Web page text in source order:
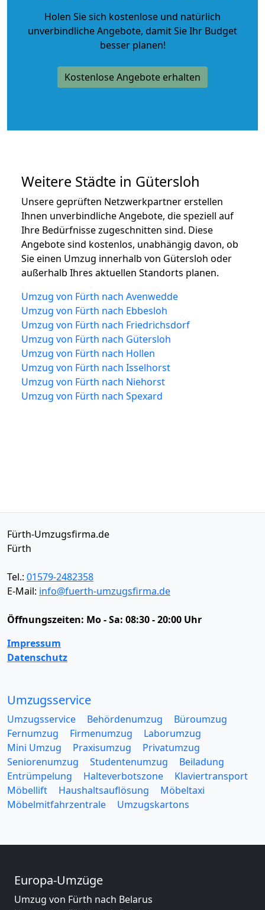
Holen Sie sich kostenlose und natürlich
unverbindliche Angebote, damit Sie Ihr Budget
besser planen!
Kostenlose Angebote erhalten
Weitere Städte in Gütersloh
Unsere geprüften Netzwerkpartner erstellen
Ihnen unverbindliche Angebote, die speziell auf
Ihre Bedürfnisse zugeschnitten sind. Diese
Angebote sind kostenlos, unabhängig davon, ob
Sie einen Umzug innerhalb von Gütersloh oder
außerhalb Ihres aktuellen Standorts planen.
Umzug von Fürth nach Avenwedde
Umzug von Fürth nach Ebbesloh
Umzug von Fürth nach Friedrichsdorf
Umzug von Fürth nach Gütersloh
Umzug von Fürth nach Hollen
Umzug von Fürth nach Isselhorst
Umzug von Fürth nach Niehorst
Umzug von Fürth nach Spexard
Fürth-Umzugsfirma.de
Fürth
Tel.: 01579-2482358
E-Mail: info@fuerth-umzugsfirma.de
Öffnungszeiten: Mo - Sa: 08:30 - 20:00 Uhr
Impressum
Datenschutz
Umzugsservice
Umzugsservice Behördenumzug
Büroumzug
Fernumzug
Firmenumzug
Laborumzug
Mini Umzug
Praxisumzug
Privatumzug
Seniorenumzug
Studentenumzug
Beiladung
Entrümpelung
Halteverbotszone
Klaviertransport
Möbellift
Haushaltsauflösung
Möbeltaxi
Möbelmitfahrzentrale
Umzugskartons
Europa-Umzüge
Umzug von Fürth nach Belarus